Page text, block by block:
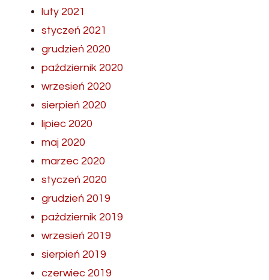
luty 2021
styczeń 2021
grudzień 2020
październik 2020
wrzesień 2020
sierpień 2020
lipiec 2020
maj 2020
marzec 2020
styczeń 2020
grudzień 2019
październik 2019
wrzesień 2019
sierpień 2019
czerwiec 2019